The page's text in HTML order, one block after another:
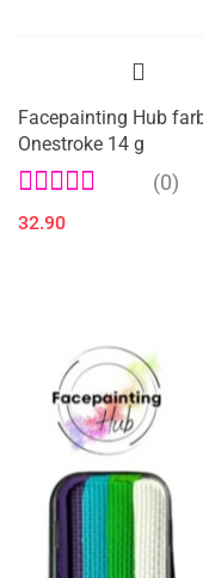
Facepainting Hub
Onestroke 14 g
(0)
32.90